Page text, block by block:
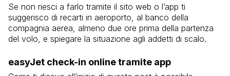
Se non riesci a farlo tramite il sito web o l’app ti
suggerisco di recarti in aeroporto, al banco della
compagnia aerea, almeno due ore prima della partenza
del volo, e spiegare la situazione agli addetti di scalo.
easyJet check-in online tramite app